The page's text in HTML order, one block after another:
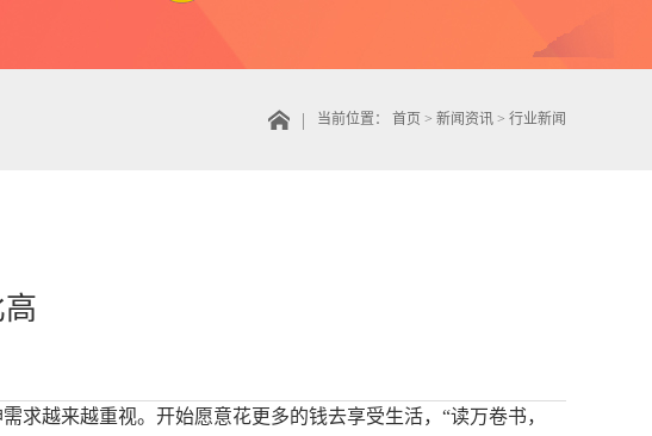
当前位置： 首页 > 新闻资讯 > 行业新闻
越来越重视。开始愿意花更多的钱去享受生活，“读万卷书，